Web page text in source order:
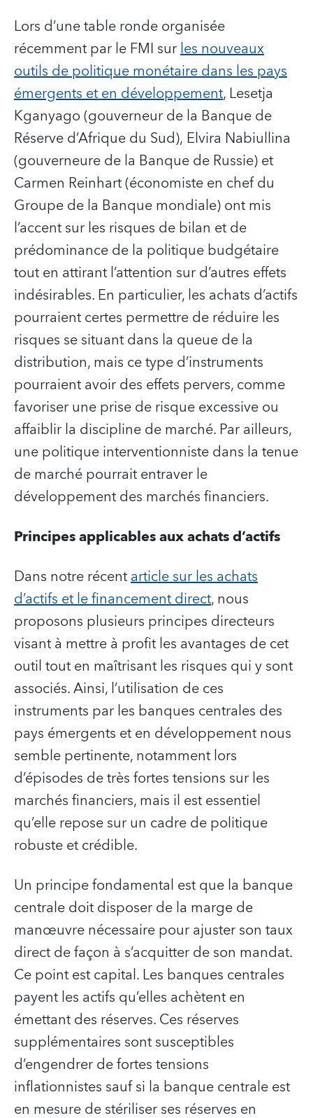
Lors d’une table ronde organisée
récemment par le FMI surles nouveaux
outils de politique monétaire dans les pays
émergents et en développement, Lesetja
Kganyago (gouverneur de la Banque de
Réserve d’Afrique du Sud), Elvira Nabiullina
(gouverneure de la Banque de Russie) et
Carmen Reinhart (économiste en chef du
Groupe de la Banque mondiale) ont mis
l’accent sur les risques de bilan et de
prédominance de la politique budgétaire
tout en attirant l’attention sur d’autres effets
indésirables. En particulier, les achats d’actifs
pourraient certes permettre de réduire les
risques se situant dans la queue de la
distribution, mais ce type d’instruments
pourraient avoir des effets pervers, comme
favoriser une prise de risque excessive ou
affaiblir la discipline de marché. Par ailleurs,
une politique interventionniste dans la tenue
de marché pourrait entraver le
développement des marchés financiers.
Principes applicables aux achats d’actifs
Dans notre récentarticle sur les achats
d’actifs et le financement direct, nous
proposons plusieurs principes directeurs
visant à mettre à profit les avantages de cet
outil tout en maîtrisant les risques qui y sont
associés. Ainsi, l’utilisation de ces
instruments par les banques centrales des
pays émergents et en développement nous
semble pertinente, notamment lors
d’épisodes de très fortes tensions sur les
marchés financiers, mais il est essentiel
qu’elle repose sur un cadre de politique
robuste et crédible.
Un principe fondamental est que la banque
centrale doit disposer de la marge de
manœuvre nécessaire pour ajuster son taux
direct de façon à s’acquitter de son mandat.
Ce point est capital. Les banques centrales
payent les actifs qu’elles achètent en
émettant des réserves. Ces réserves
supplémentaires sont susceptibles
d’engendrer de fortes tensions
inflationnistes sauf si la banque centrale est
en mesure de stériliser ses réserves en